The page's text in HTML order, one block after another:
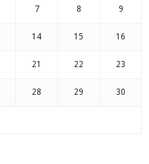
7 8 9
14 15 16
21 22 23
28 29 30